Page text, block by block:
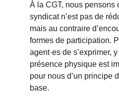
À la CGT, nous pensons
syndicat n’est pas de
mais au contraire
formes de participation.
agent·es de s’exprimer,
présence physique est
pour nous d’un principe
base.